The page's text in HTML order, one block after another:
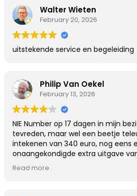
Walter Wieten
February 20, 2026
uitstekende service en begeleiding
Philip Van Oekel
February 13, 2026
NIE Number op 17 dagen in mijn
tevreden, maar wel een beetje
intekenen van 340 euro, nog eens
onaangekondigde extra uitgave
gepresenteerd krijgt voor een
Read more